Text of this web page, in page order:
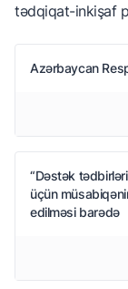
tədqiqat-inkişaf
Azərbaycan
“Dəstək
üçün
edilməsi barədə